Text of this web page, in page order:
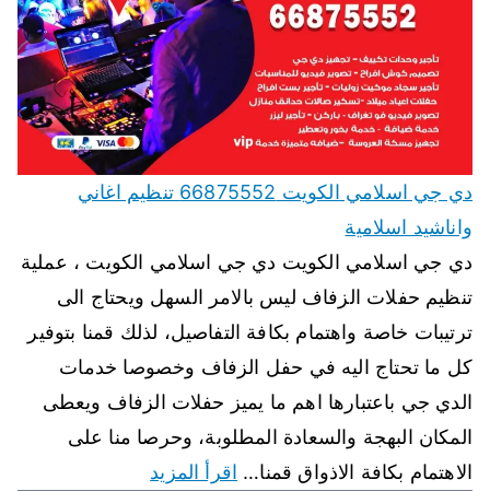
دي جي اسلامي الكويت 66875552 تنظيم اغاني
واناشيد اسلامية
دي جي اسلامي الكويت دي جي اسلامي الكويت ، عملية
تنظيم حفلات الزفاف ليس بالامر السهل ويحتاج الى
ترتيبات خاصة واهتمام بكافة التفاصيل، لذلك قمنا بتوفير
كل ما تحتاج اليه في حفل الزفاف وخصوصا خدمات
الدي جي باعتبارها اهم ما يميز حفلات الزفاف ويعطى
المكان البهجة والسعادة المطلوبة، وحرصا منا على
الاهتمام بكافة الاذواق قمنا… اقرأ المزيد